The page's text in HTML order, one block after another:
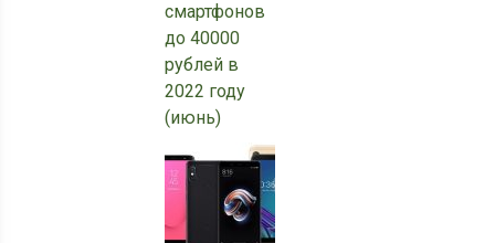
смартфонов
до 40000
рублей в
2022 году
(июнь)